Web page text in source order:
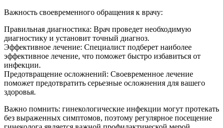
Важность своевременного обращения к врачу:
Правильная диагностика: Врач проведет необходимую
диагностику и установит точный диагноз.
Эффективное лечение: Специалист подберет наиболее
эффективное лечение, что поможет быстро избавиться от
инфекции.
Предотвращение осложнений: Своевременное лечение
поможет предотвратить серьезные осложнения для вашего
здоровья.
Важно помнить: гинекологические инфекции могут протекать
без выраженных симптомов, поэтому регулярное посещение